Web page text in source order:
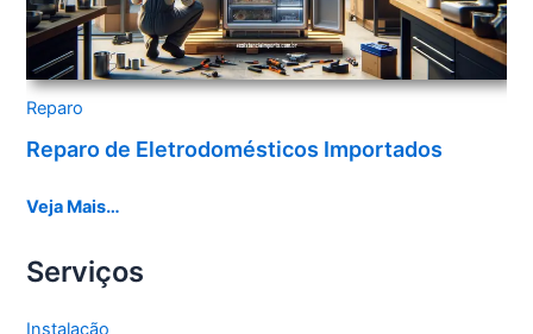
Reparo
Reparo de Eletrodomésticos Importados
Veja Mais…
Serviços
Instalação